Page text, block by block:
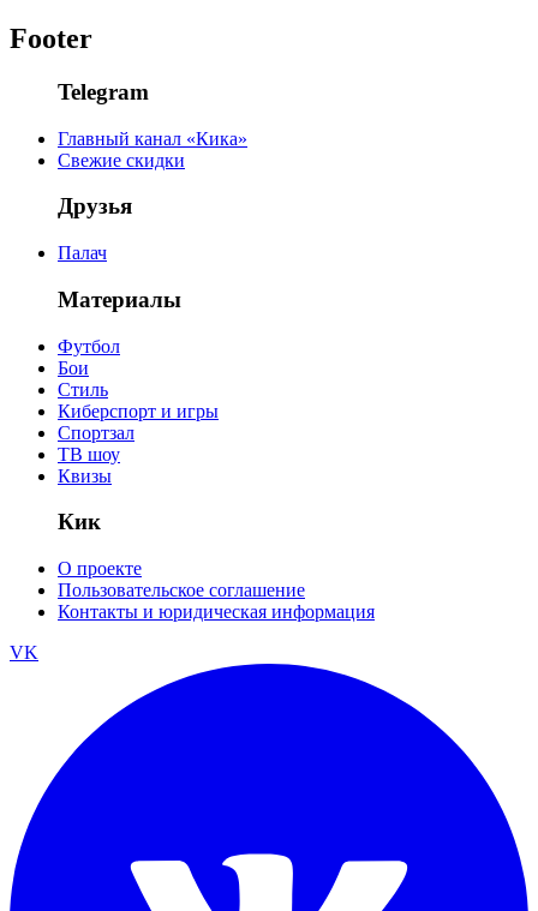
Footer
Telegram
Главный канал «Кика»
Свежие скидки
Друзья
Палач
Материалы
Футбол
Бои
Стиль
Киберспорт и игры
Спортзал
ТВ шоу
Квизы
Кик
О проекте
Пользовательское соглашение
Контакты и юридическая информация
VK